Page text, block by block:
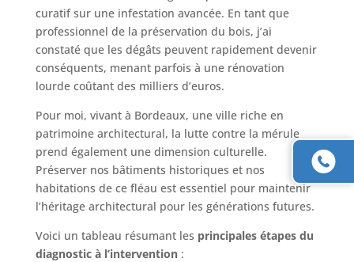
curatif sur une infestation avancée. En tant que
professionnel de la préservation du bois, j’ai
constaté que les dégâts peuvent rapidement devenir
conséquents, menant parfois à une rénovation
lourde coûtant des milliers d’euros.
Pour moi, vivant à Bordeaux, une ville riche en
patrimoine architectural, la lutte contre la mérule
prend également une dimension culturelle.
Préserver nos bâtiments historiques et nos
habitations de ce fléau est essentiel pour maintenir
l’héritage architectural pour les générations futures.
Voici un tableau résumant les principales étapes du
diagnostic à l’intervention: